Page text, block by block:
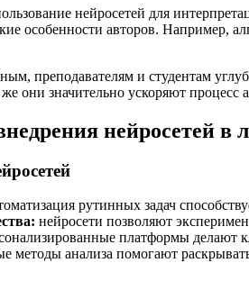
нейросетей для
особенности авторов. Например,
преподавателям и студентам
они значительно ускоряют
нейросетей в
рутинных задач
нейросети позволяют
платформы делают
методы анализа помогают